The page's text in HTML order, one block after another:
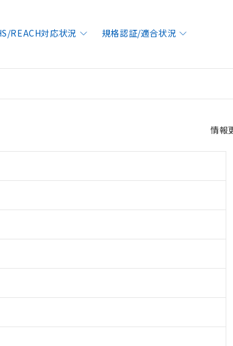
REACH対応状況 規格認証/適合状況
情報